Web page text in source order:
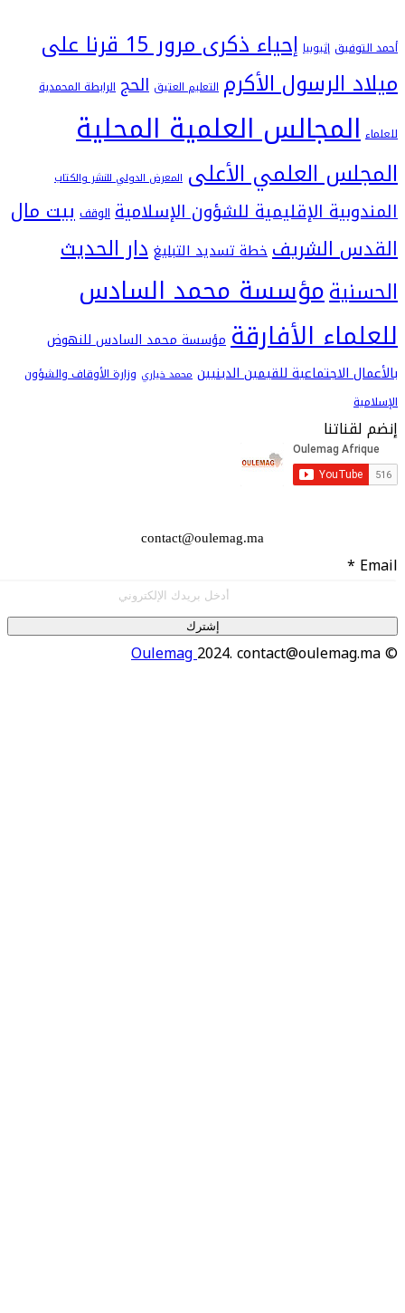
إثيوبيا
إحياء ذكرى مرور 15 قرنا على
الرسول الأكرم التعليم العتيق الحج الرابطة المحمدية
العلمية المحلية
العلمي الأعلى المعرض الدولي للنشر والكتاب
الإقليمية للشؤون الإسلامية الوقف بيت مال
الشريفخطة تسديد التبليغدار الحديث
مؤسسة محمد السادس
الأفارقةمؤسسة محمد السادس للنهوض
الاجتماعية للقيمين الدينيين محمد خياري وزارة الأوقاف والشؤون
contact@oulemag.ma
Oulemag2024.